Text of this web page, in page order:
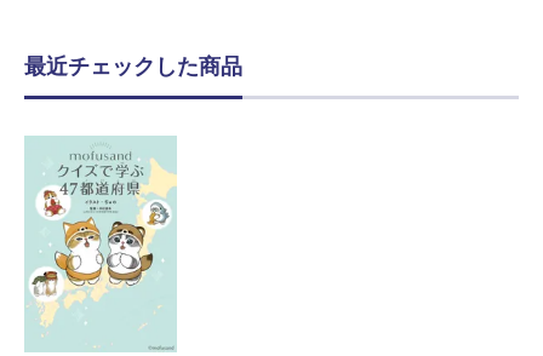
最近チェックした商品